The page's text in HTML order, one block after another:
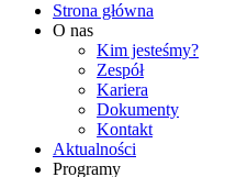
Strona główna
O nas
Kim jesteśmy?
Zespół
Kariera
Dokumenty
Kontakt
Aktualności
Programy